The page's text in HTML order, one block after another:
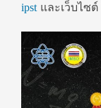
ipst และเว็บไซต์